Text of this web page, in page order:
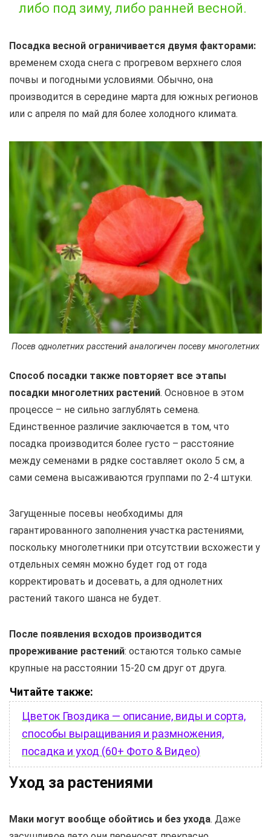
либо под зиму, либо ранней весной.
Посадка весной ограничивается двумя факторами:
временем схода снега с прогревом верхнего слоя
почвы и погодными условиями. Обычно, она
производится в середине марта для южных регионов
или с апреля по май для более холодного климата.
Посев однолетних расстений аналогичен посеву многолетних
Способ посадки также повторяет все этапы
посадки многолетних растений. Основное в этом
процессе – не сильно заглублять семена.
Единственное различие заключается в том, что
посадка производится более густо – расстояние
между семенами в рядке составляет около 5 см, а
сами семена высаживаются группами по 2-4 штуки.
Загущенные посевы необходимы для
гарантированного заполнения участка растениями,
поскольку многолетники при отсутствии всхожести у
отдельных семян можно будет год от года
корректировать и досевать, а для однолетних
растений такого шанса не будет.
После появления всходов производится
прореживание растений: остаются только самые
крупные на расстоянии 15-20 см друг от друга.
Читайте также:
Цветок Гвоздика — описание, виды и сорта,
способы выращивания и размножения,
посадка и уход (60+ Фото & Видео)
Уход за растениями
Маки могут вообще обойтись и без ухода. Даже